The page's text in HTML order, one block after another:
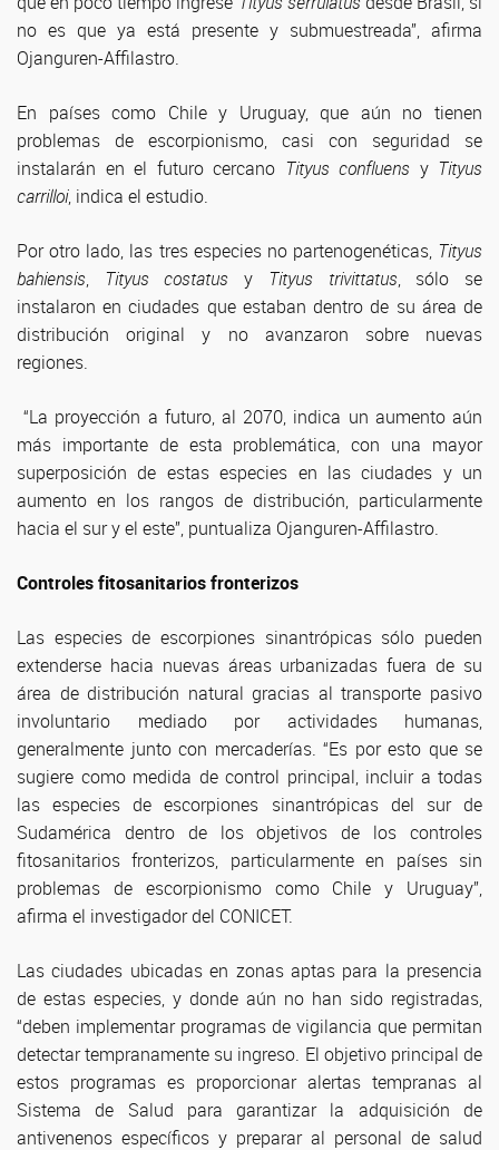
no es que ya está presente y submuestreada”, afirma
Ojanguren-Affilastro.
En países como Chile y Uruguay, que aún no tienen
problemas de escorpionismo, casi con seguridad se
instalarán en el futuro cercano Tityus confluens y Tityus
carrilloi, indica el estudio.
Por otro lado, las tres especies no partenogenéticas, Tityus
bahiensis, Tityus costatus y Tityus trivittatus, sólo se
instalaron en ciudades que estaban dentro de su área de
distribución original y no avanzaron sobre nuevas
regiones.
“La proyección a futuro, al 2070, indica un aumento aún
más importante de esta problemática, con una mayor
superposición de estas especies en las ciudades y un
aumento en los rangos de distribución, particularmente
hacia el sur y el este”, puntualiza Ojanguren-Affilastro.
Controles fitosanitarios fronterizos
Las especies de escorpiones sinantrópicas sólo pueden
extenderse hacia nuevas áreas urbanizadas fuera de su
área de distribución natural gracias al transporte pasivo
involuntario mediado por actividades humanas,
generalmente junto con mercaderías. “Es por esto que se
sugiere como medida de control principal, incluir a todas
las especies de escorpiones sinantrópicas del sur de
Sudamérica dentro de los objetivos de los controles
fitosanitarios fronterizos, particularmente en países sin
problemas de escorpionismo como Chile y Uruguay”,
afirma el investigador del CONICET.
Las ciudades ubicadas en zonas aptas para la presencia
de estas especies, y donde aún no han sido registradas,
“deben implementar programas de vigilancia que permitan
detectar tempranamente su ingreso. El objetivo principal de
estos programas es proporcionar alertas tempranas al
Sistema de Salud para garantizar la adquisición de
antivenenos específicos y preparar al personal de salud